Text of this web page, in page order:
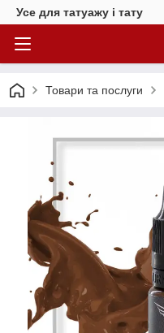
Усе для татуажу і тату
Товари та послуги